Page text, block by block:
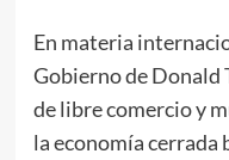
En materia
Gobierno de Donald
de libre comercio y
la economía cerrada